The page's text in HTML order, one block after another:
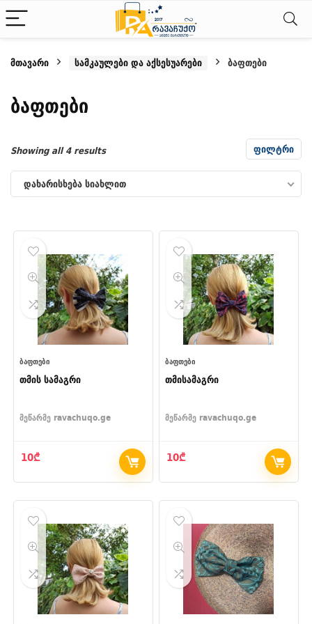
- 35%
მთავარი სამკაულები და აქსესუარები ბაფთები
ბაფთები
ფილტრი
Showing all 4 resultsSorted
by
latest
დახარისხება სიახლით
ᲑᲐᲤᲗᲔᲑᲘ
თმის სამაგრი
მეწარმე ravachuqo.ge
10₾
ᲑᲐᲤᲗᲔᲑᲘ
თმისამაგრი
მეწარმე ravachuqo.ge
10₾